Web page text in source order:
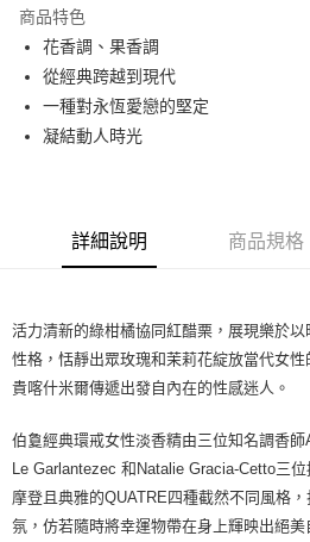
運送方式
付款後全家取貨
每筆NT$80，滿NT$1,000(含以上)免運
付款後萊爾富取貨
每筆NT$80，滿NT$1,000(含以上)免運
商品特色
花香調、果香調
從經典跨越到現代
一種對永恆愛戀的堅定
凝結動人時光
詳細說明 商品規格
活力清新的綠柑橘協同紅醋栗，展現樂於
性格，恬靜出眾玫瑰和茉莉花綻放當代女
貴喀什米爾傳遞出發自內在的性感迷人。
伯敻經典環戒女性淡香精由三位知名調香
Le Garlantezec 和Natalie Gracia-Cetto三
摩登且典雅的QUATRE四種截然不同風格
氛，仿若隨時將幸運物帶在身上輝映出絕美